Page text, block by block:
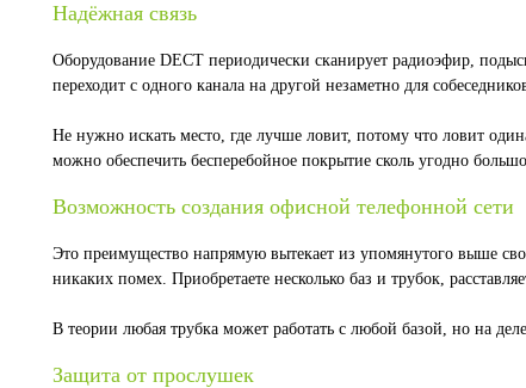
Надёжная связь
Оборудование DECT периодически сканирует радиоэфир,
переходит с одного канала на другой незаметно для
Не нужно искать место, где лучше ловит, потому что ловит
можно обеспечить бесперебойное покрытие сколь угодно
Возможность создания офисной телефонной сети
Это преимущество напрямую вытекает из упомянутого выше
никаких помех. Приобретаете несколько баз и трубок,
В теории любая трубка может работать с любой базой, но на
Защита от прослушек